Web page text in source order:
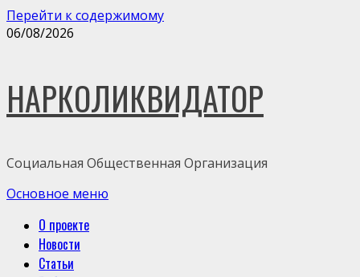
Перейти к содержимому
06/08/2026
НАРКОЛИКВИДАТОР
Социальная Общественная Организация
Основное меню
О проекте
Новости
Статьи